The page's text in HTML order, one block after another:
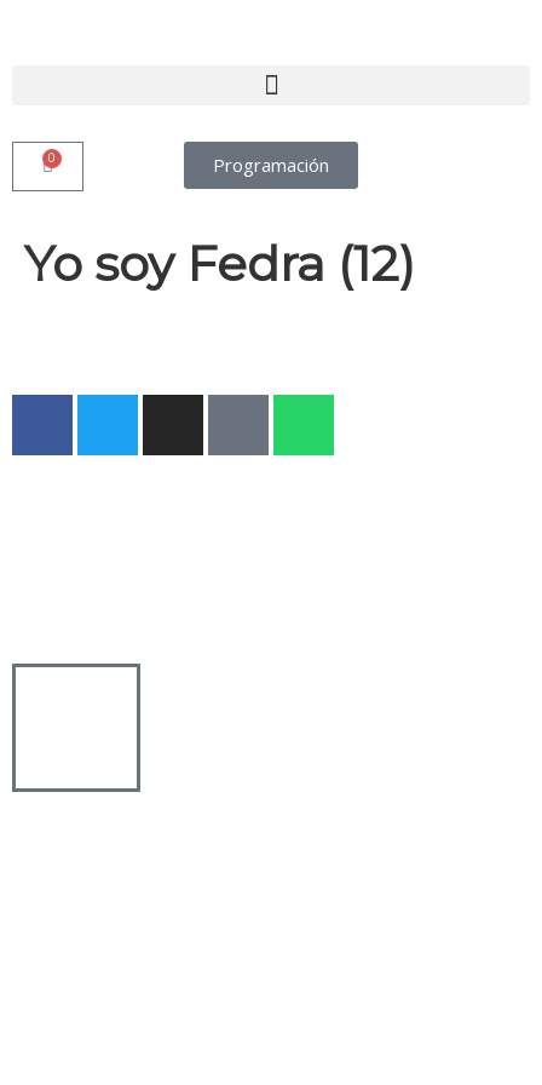
Programación
0
Yo soy Fedra (12)